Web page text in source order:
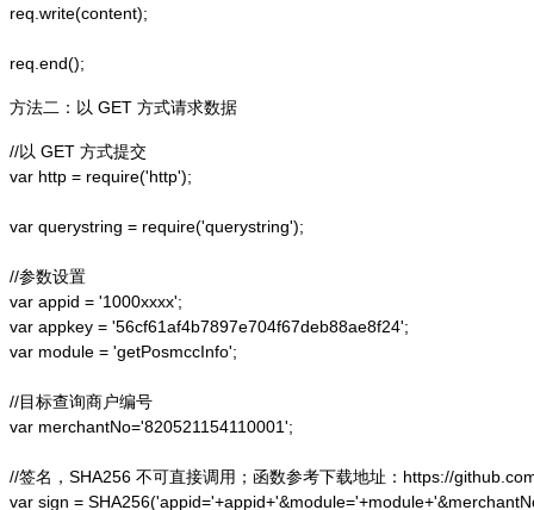
req.write(content);
方法二：以 GET 方式请求数据
//以 GET 方式提交
var http = require('http');
var querystring = require('querystring');
//参数设置
var appid = '1000xxxx';
var appkey = '56cf61af4b7897e704f67deb88ae8f24';
var module = 'getPosmccInfo';
//目标查询商户编号
var merchantNo='820521154110001';
//签名，SHA256 不可直接调用；函数参考下载地址：https://
var sign =